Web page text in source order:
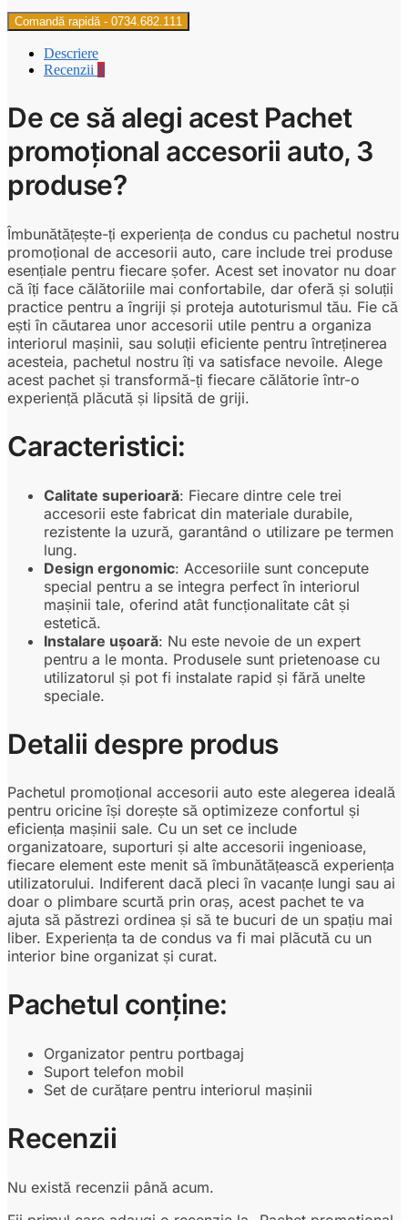
Comandă rapidă - 0734.682.111
Descriere
Recenzii 0
De ce să alegi acest Pachet
promoțional accesorii auto, 3
produse?
Îmbunătățește-ți experiența de condus cu pachetul nostru
promoțional de accesorii auto, care include trei produse
esențiale pentru fiecare șofer. Acest set inovator nu doar
că îți face călătoriile mai confortabile, dar oferă și soluții
practice pentru a îngriji și proteja autoturismul tău. Fie că
ești în căutarea unor accesorii utile pentru a organiza
interiorul mașinii, sau soluții eficiente pentru întreținerea
acesteia, pachetul nostru îți va satisface nevoile. Alege
acest pachet și transformă-ți fiecare călătorie într-o
experiență plăcută și lipsită de griji.
Caracteristici:
Calitate superioară: Fiecare dintre cele trei
accesorii este fabricat din materiale durabile,
rezistente la uzură, garantând o utilizare pe termen
lung.
Design ergonomic: Accesoriile sunt concepute
special pentru a se integra perfect în interiorul
mașinii tale, oferind atât funcționalitate cât și
estetică.
Instalare ușoară: Nu este nevoie de un expert
pentru a le monta. Produsele sunt prietenoase cu
utilizatorul și pot fi instalate rapid și fără unelte
speciale.
Detalii despre produs
Pachetul promoțional accesorii auto este alegerea ideală
pentru oricine își dorește să optimizeze confortul și
eficiența mașinii sale. Cu un set ce include
organizatoare, suporturi și alte accesorii ingenioase,
fiecare element este menit să îmbunătățească experiența
utilizatorului. Indiferent dacă pleci în vacanțe lungi sau ai
doar o plimbare scurtă prin oraș, acest pachet te va
ajuta să păstrezi ordinea și să te bucuri de un spațiu mai
liber. Experiența ta de condus va fi mai plăcută cu un
interior bine organizat și curat.
Pachetul conține:
Organizator pentru portbagaj
Suport telefon mobil
Set de curățare pentru interiorul mașinii
Recenzii
Nu există recenzii până acum.